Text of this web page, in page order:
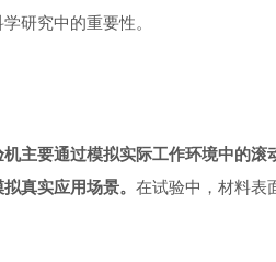
研究中的重要性。
主要通过模拟实际工作环境中的
真实应用场景。 在试验中，材料表